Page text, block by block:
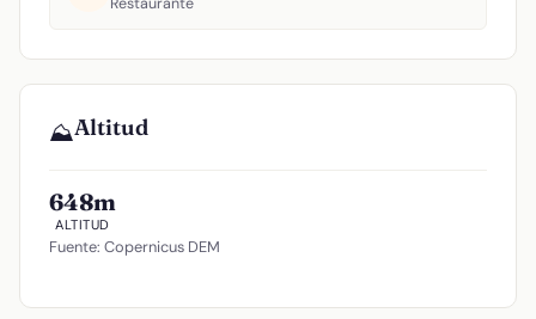
⛰️Altitud
648m
ALTITUD
Fuente: Copernicus DEM